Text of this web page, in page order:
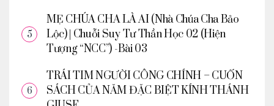
MẸ CHÚA CHA LÀ AI (Nhà Chúa Cha Bảo
Lộc) | Chuỗi Suy Tư Thần Học 02 (Hiện
Tượng “NCC”) -Bài 03
TRÁI TIM NGƯỜI CÔNG CHÍNH – CUỐN
SÁCH CỦA NĂM ĐẶC BIỆT KÍNH THÁNH